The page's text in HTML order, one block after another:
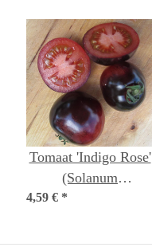
Tomaat 'Indigo Rose'
(Solanum
lycopersicum) zaden
4,59 € *